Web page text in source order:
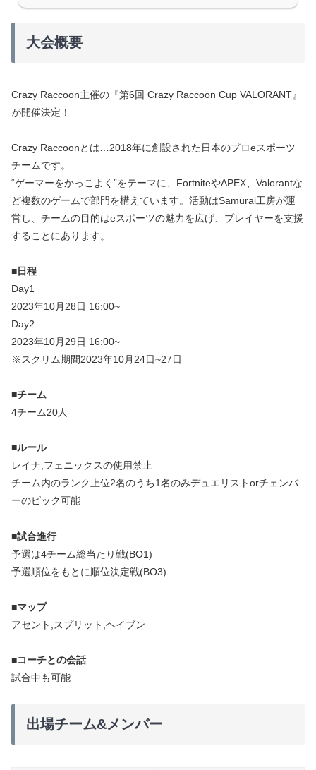
大会概要
Crazy Raccoon主催の『第6回 Crazy Raccoon Cup VALORANT』
が開催決定！
Crazy Raccoonとは…2018年に創設された日本のプロeスポーツ
チームです。
“ゲーマーをかっこよく”をテーマに、FortniteやAPEX、Valorantな
ど複数のゲームで部門を構えています。活動はSamurai工房が運
営し、チームの目的はeスポーツの魅力を広げ、プレイヤーを支援
することにあります。
■日程
Day1
2023年10月28日 16:00~
Day2
2023年10月29日 16:00~
※スクリム期間2023年10月24日~27日
■チーム
4チーム20人
■ルール
レイナ,フェニックスの使用禁止
チーム内のランク上位2名のうち1名のみデュエリストorチェンバ
ーのピック可能
■試合進行
予選は4チーム総当たり戦(BO1)
予選順位をもとに順位決定戦(BO3)
■マップ
アセント,スプリット,ヘイブン
■コーチとの会話
試合中も可能
出場チーム&メンバー